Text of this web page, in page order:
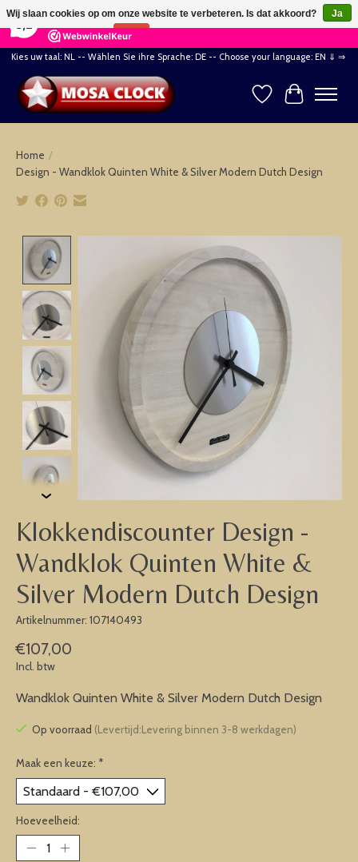
164 Reviews ×
Kies uw taal: NL -- Wählen Sie ihre Sprache: DE -- Choose your language: EN ⇓ ⇒
Verlanglijst
Home /
Design - Wandklok Quinten White & Silver Modern Dutch Design
Product image slideshow Items
Klokkendiscounter Design -
Wandklok Quinten White &
Silver Modern Dutch Design
Artikelnummer: 107140493
€107,00
Incl. btw
Wandklok Quinten White & Silver Modern Dutch Design
Op voorraad (Levertijd:Levering binnen 3-8 werkdagen)
Maak een keuze: *
Hoeveelheid:
Wij slaan cookies op om onze website te verbeteren. Is dat akkoord?
Ja
Nee